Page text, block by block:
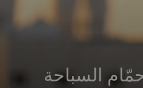
السباحة